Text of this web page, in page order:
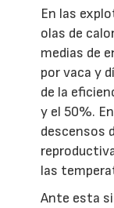
En las
olas de
medias de
por vaca y
de la
y el 50%.
descensos
las
Ante esta